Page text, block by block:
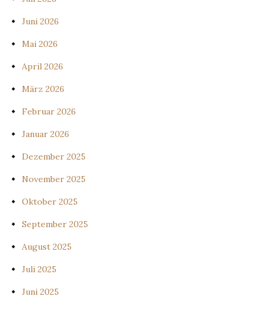
Juni 2026
Mai 2026
April 2026
März 2026
Februar 2026
Januar 2026
Dezember 2025
November 2025
Oktober 2025
September 2025
August 2025
Juli 2025
Juni 2025